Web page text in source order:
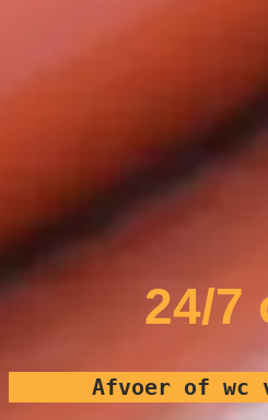
24/7
Afvoer of wc